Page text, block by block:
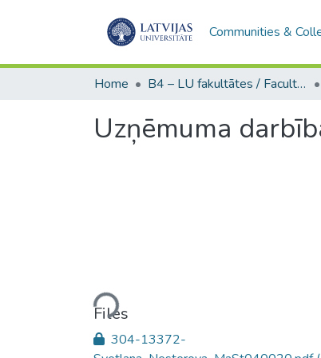
Communities &
Home B4 – LU fakultātes / Faculties of the UL
Uzņēmuma
Loading...
Files
304-13372-